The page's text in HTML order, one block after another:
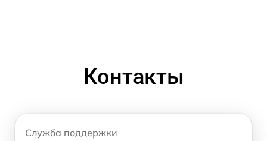
Контакты
Служба поддержки